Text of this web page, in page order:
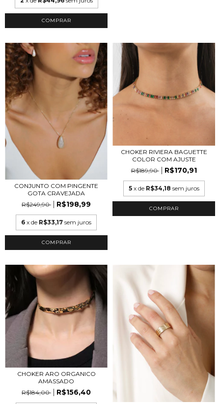
CONJUNTO COM PINGENTE
GOTA CRAVEJADA
R$249,90
R$198,99
6 x de R$33,17 sem juros
COMPRAR
CHOKER RIVIERA BAGUETTE
COLOR COM AJUSTE
R$189,90
R$170,91
5 x de R$34,18 sem juros
CHOKER ARO ORGANICO
AMASSADO
R$184,00
R$156,40